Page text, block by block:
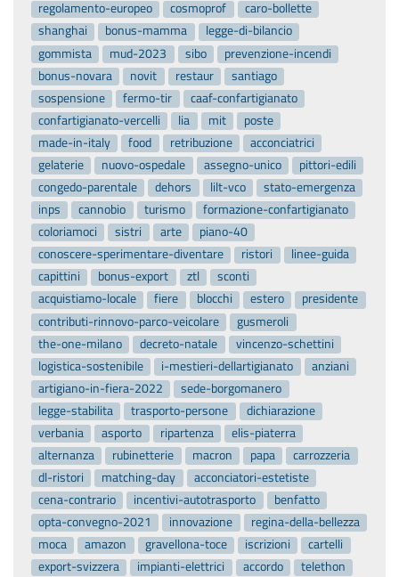
regolamento-europeo
cosmoprof
caro-bollette
shanghai
bonus-mamma
legge-di-bilancio
gommista
mud-2023 sibo
prevenzione-incendi
bonus-novara
novit restaur
santiago
sospensione
fermo-tir
caaf-confartigianato
confartigianato-vercelli
lia mit
poste
made-in-italy
food retribuzione
acconciatrici
gelaterie
nuovo-ospedale assegno-unico
pittori-edili
congedo-parentale
dehors lilt-vco
stato-emergenza
inps
cannobio turismo
formazione-confartigianato
coloriamoci
sistri arte
piano-40
conoscere-sperimentare-diventare
ristori
linee-guida
capittini
bonus-export ztl
sconti
acquistiamo-locale
fiere blocchi estero
presidente
contributi-rinnovo-parco-veicolare
gusmeroli
the-one-milano
decreto-natale
vincenzo-schettini
logistica-sostenibile
i-mestieri-dellartigianato
anziani
artigiano-in-fiera-2022
sede-borgomanero
legge-stabilita
trasporto-persone
dichiarazione
verbania
asporto ripartenza
elis-piaterra
alternanza
rubinetterie macron papa
carrozzeria
dl-ristori
matching-day
acconciatori-estetiste
cena-contrario
incentivi-autotrasporto
benfatto
opta-convegno-2021
innovazione
regina-della-bellezza
moca
amazon gravellona-toce iscrizioni
cartelli
export-svizzera
impianti-elettrici accordo
telethon